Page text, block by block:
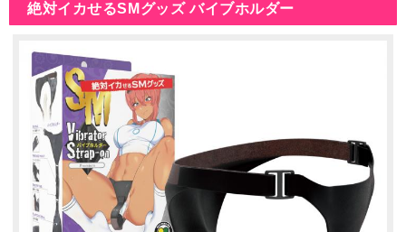
絶対イカせるSMグッズ バイブホルダー